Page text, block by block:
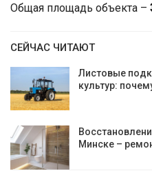
Общая площадь объекта –
СЕЙЧАС ЧИТАЮТ
Листовые
культур:
Минске –